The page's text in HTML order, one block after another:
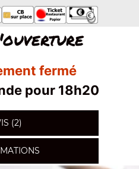
fermé
pour 18h20
(2)